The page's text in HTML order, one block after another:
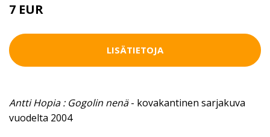
7 EUR
LISÄTIETOJA
Antti Hopia : Gogolin nenä- kovakantinen sarjakuva
vuodelta 2004